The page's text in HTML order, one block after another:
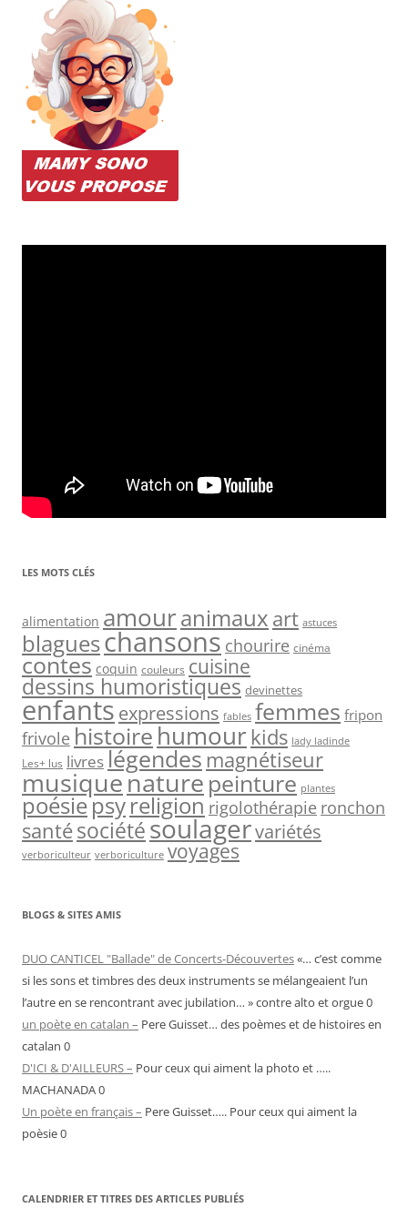
LES MOTS CLÉS
alimentation amouranimaux art astuces
blagueschansons chourire cinéma
contes coquin couleurs cuisine
dessins humoristiques devinettes
enfantsexpressions fables femmes fripon
frivole histoire humour kids lady ladinde
Les+ lus livreslégendes magnétiseur
musiquenature peinture plantes
poésiepsyreligion rigolothérapie ronchon
santésociétésoulagervariétés
verboriculteur verboriculture voyages
BLOGS & SITES AMIS
DUO CANTICEL "Ballade" de Concerts-Découvertes«… c’est comme
si les sons et timbres des deux instruments se mélangeaient l’un
l’autre en se rencontrant avec jubilation… » contre alto et orgue 0
un poète en catalan – Pere Guisset… des poèmes et de histoires en
catalan 0
D'ICI & D'AILLEURS – Pour ceux qui aiment la photo et …..
MACHANADA 0
Un poète en français – Pere Guisset….. Pour ceux qui aiment la
poèsie 0
CALENDRIER ET TITRES DES ARTICLES PUBLIÉS